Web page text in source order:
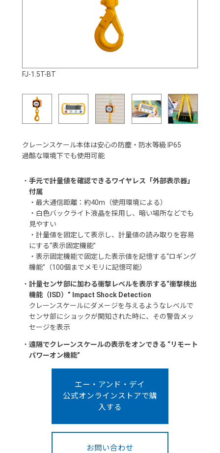
FJ-1.5T-BT
クレーンスケール本体は安心の防塵・防水等級 IP65
過酷な環境下でも使用可能
・ 手元で計量値を確認できるワイヤレス「外部表示器」
付属
・最大通信距離：約40m（使用環境による）
・白色バックライト液晶を採用し、暗い場所などでも
見やすい
・計量値を固定して表示し、計量値の読み取りを容易
にする“表示固定機能”
・表示固定機能で固定した表示値を記憶する“ロギング
機能”（100個までメモリに記憶可能）
・ 計量センサ部に加わる衝撃レベルを表示する“衝撃検出
機能（ISD）” Impact Shock Detection
クレーンスケールにダメージを与えるようなレベルで
センサ部にショックが関知された時に、その警告メッ
セージを表示
・ 遠隔でクレーンスケールの表示をオンできる “リモート
パワーオン機能”
エー・アンド・デイ
公式オンラインストアで購
入する
お問い合わせ